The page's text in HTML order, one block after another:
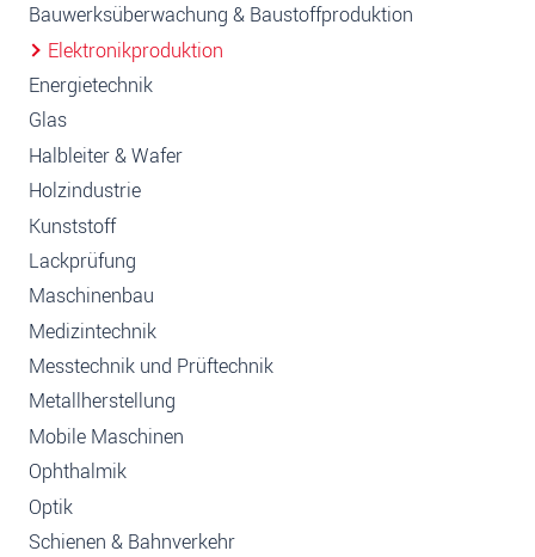
Bauwerksüberwachung & Baustoffproduktion
Elektronikproduktion
Energietechnik
Glas
Halbleiter & Wafer
Holzindustrie
Kunststoff
Lackprüfung
Maschinenbau
Medizintechnik
Messtechnik und Prüftechnik
Metallherstellung
Mobile Maschinen
Ophthalmik
Optik
Schienen & Bahnverkehr